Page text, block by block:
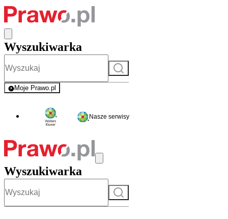
Wyszukiwarka
Szukaj
Moje Prawo.pl
- rejestracja i logowanie do serwisu
Nasze serwisy
Wyszukiwarka
Szukaj